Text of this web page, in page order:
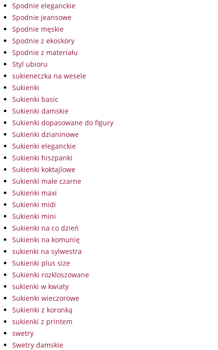
Spodnie eleganckie
Spodnie jeansowe
Spodnie męskie
Spodnie z ekoskóry
Spodnie z materiału
Styl ubioru
sukieneczka na wesele
Sukienki
Sukienki basic
Sukienki damskie
Sukienki dopasowane do figury
Sukienki dzianinowe
Sukienki eleganckie
Sukienki hiszpanki
Sukienki koktajlowe
Sukienki małe czarne
Sukienki maxi
Sukienki midi
Sukienki mini
Sukienki na co dzień
Sukienki na komunię
sukienki na sylwestra
Sukienki plus size
Sukienki rozkloszowane
sukienki w kwiaty
Sukienki wieczorowe
Sukienki z koronką
sukienki z printem
swetry
Swetry damskie